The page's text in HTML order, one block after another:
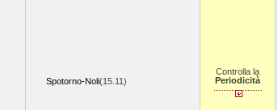
Spotorno-Noli(15.11)
Controlla la
Periodicità